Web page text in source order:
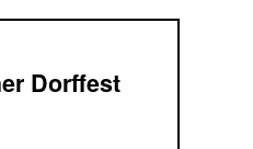
Dorffest